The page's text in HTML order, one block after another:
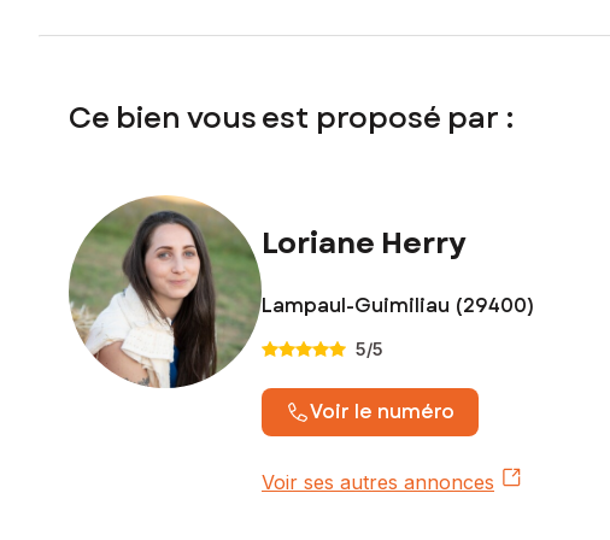
Ce bien vous est proposé par :
Loriane Herry
Lampaul-Guimiliau (29400)
5/5
Voir le numéro
Voir ses autres annonces